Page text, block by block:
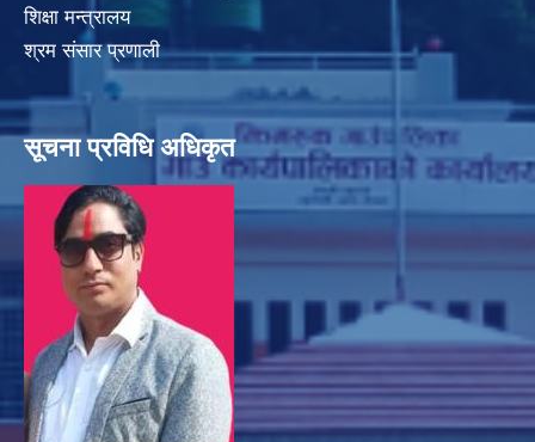
शिक्षा मन्त्रालय
श्रम संसार प्रणाली
सूचना प्रविधि अधिकृत